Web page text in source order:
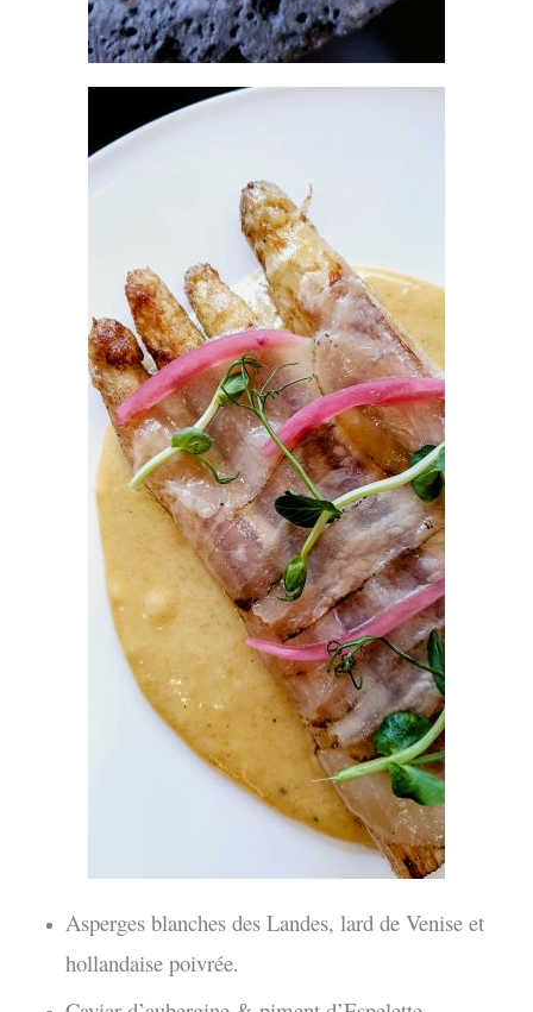
Asperges blanches des Landes, lard de Venise et
hollandaise poivrée.